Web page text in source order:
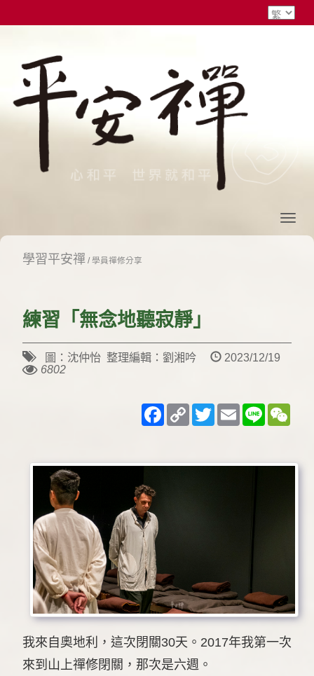
學習平安禪/學員禪修分享
練習「無念地聽寂靜」
圖：沈仲怡 整理編輯：劉湘吟
2023/12/19
6802
Facebook
Copy
Link
TwitterEmailLine
我來自奧地利，這次閉關30天。2017年我第一次
來到山上禪修閉關，那次是六週。